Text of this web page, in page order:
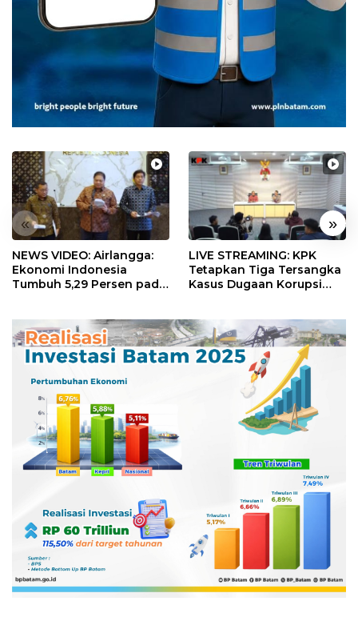
« »
NEWS VIDEO: Airlangga:
Ekonomi Indonesia
Tumbuh 5,29 Persen pada
LIVE STREAMING: KPK
Tetapkan Tiga Tersangka
Kasus Dugaan Korupsi